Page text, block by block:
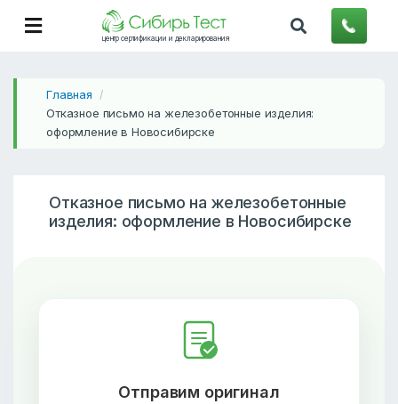
центр сертификации и декларирования
Главная /
Отказное письмо на железобетонные изделия:
оформление в Новосибирске
Отказное письмо на железобетонные
изделия: оформление в Новосибирске
Отправим оригинал